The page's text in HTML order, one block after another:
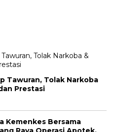
Tawuran, Tolak Narkoba
Prestasi
Kemenkes Bersama